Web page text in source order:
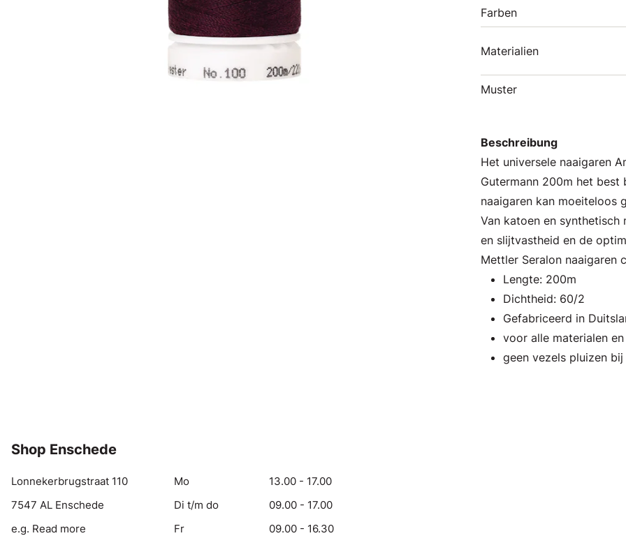
Farben
Materialien
Muster
Beschreibung
Het universele naaigaren
Gutermann 200m het
naaigaren kan moeiteloos
Van katoen en
en slijtvastheid en de
Mettler Seralon naaigaren
Lengte: 200m
Dichtheid: 60/2
Gefabriceerd in
voor alle materialen
geen vezels pluizen
Shop Enschede
Lonnekerbrugstraat 110
7547 AL Enschede
e.g. Read more
Mo
13.00 - 17.00
Di t/m do
09.00 - 17.00
Fr
09.00 - 16.30